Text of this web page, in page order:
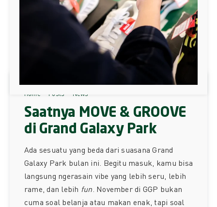
Home Posts News
Saatnya MOVE & GROOVE
di Grand Galaxy Park
Ada sesuatu yang beda dari suasana Grand
Galaxy Park bulan ini. Begitu masuk, kamu bisa
langsung ngerasain vibe yang lebih seru, lebih
rame, dan lebih fun . November di GGP bukan
cuma soal belanja atau makan enak, tapi soal